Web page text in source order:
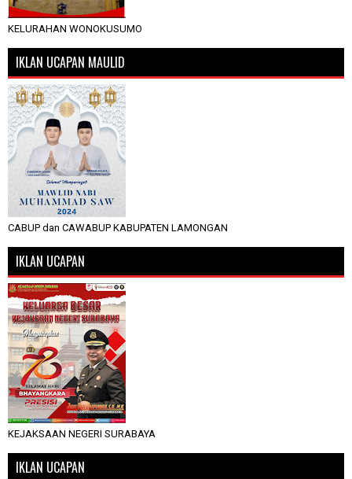
KELURAHAN WONOKUSUMO
IKLAN UCAPAN MAULID
CABUP dan CAWABUP KABUPATEN LAMONGAN
IKLAN UCAPAN
KEJAKSAAN NEGERI SURABAYA
IKLAN UCAPAN